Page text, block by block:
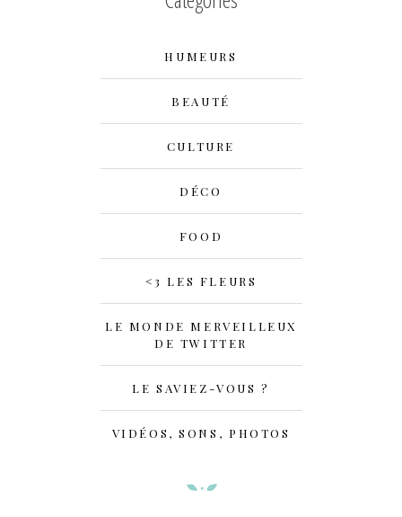
HUMEURS
BEAUTÉ
CULTURE
DÉCO
FOOD
<3 LES FLEURS
LE MONDE MERVEILLEUX
DE TWITTER
LE SAVIEZ-VOUS ?
VIDÉOS, SONS, PHOTOS